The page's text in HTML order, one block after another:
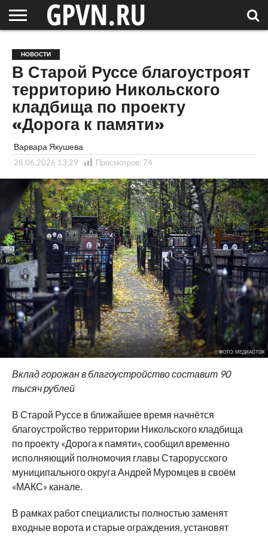
ОБЛАСТЬ
НОВОСТИ
СОСЕДЕЙ
РОССИЯ
/ МИР
СПЕЦПРОЕКТЫ
БЛОГ
СТАТЬИ
ФОТОРЕПОРТАЖИ
ИНТЕРВЬЮ
ОБЪЕКТЫ
ПОДБОРКИ
НОВОСТИ
В Старой Руссе благоустроят
территорию Никольского
кладбища по проекту
«Дорога к памяти»
Варвара Якушева
28.06.2026 13:29 Просмотров: 74
ФОТО: МЕДИАСТОК
Вклад горожан в благоустройство составит 90
тысяч рублей
В Старой Руссе в ближайшее время начнётся
благоустройство территории Никольского кладбища
по проекту «Дорога к памяти», сообщил временно
исполняющий полномочия главы Старорусского
муниципального округа Андрей Муромцев в своём
«МАКС» канале.
В рамках работ специалисты полностью заменят
входные ворота и старые ограждения, установят